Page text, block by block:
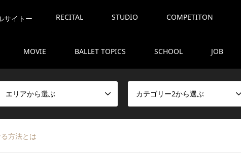
サイトー RECITAL STUDIO COMPETITON
MOVIE BALLET TOPICS SCHOOL JOB
エリアから選ぶ カテゴリー2から選ぶ
方法とは